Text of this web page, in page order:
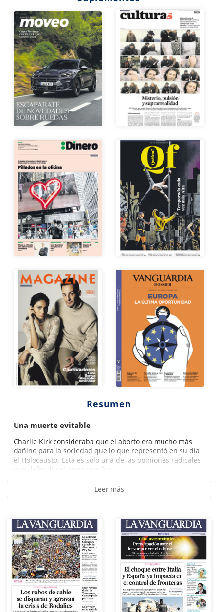
Resumen
Una muerte evitable
Charlie Kirk consideraba que el aborto era mucho más
dañino para la sociedad que lo que representó en su día
el Holocausto. Esta es solo una de las opiniones radicales
que defendía el joven que fue...
Leer más